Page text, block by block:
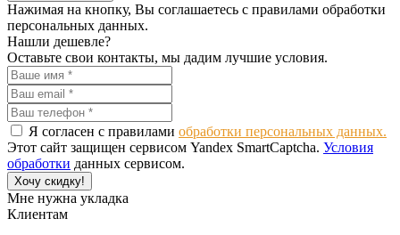
Нажимая на кнопку, Вы соглашаетесь с правилами обработки
персональных данных.
Нашли дешевле?
Оставьте свои контакты, мы дадим лучшие условия.
Я согласен с правилами обработки персональных данных.
Этот сайт защищен сервисом Yandex SmartCaptcha. Условия
обработки данных сервисом.
Хочу скидку!
Мне нужна укладка
Клиентам